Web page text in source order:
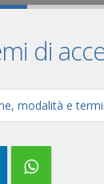
di
modalità e